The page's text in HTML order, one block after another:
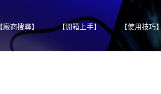
【廠商搜尋】 【開箱上手】 【使用技巧】